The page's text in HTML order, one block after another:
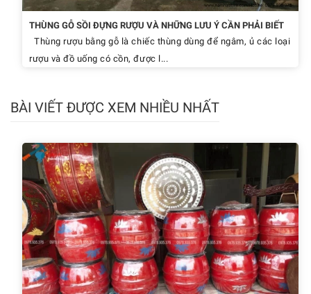
THÙNG GỖ SỒI ĐỰNG RƯỢU VÀ NHỮNG LƯU Ý CẦN PHẢI BIẾT
Thùng rượu bằng gỗ là chiếc thùng dùng để ngâm, ủ các loại
rượu và đồ uống có cồn, được l...
BÀI VIẾT ĐƯỢC XEM NHIỀU NHẤT